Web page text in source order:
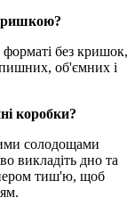
форматі без кришок,
об'ємних і
коробки?
солодощами
викладіть дно та
тиш'ю, щоб